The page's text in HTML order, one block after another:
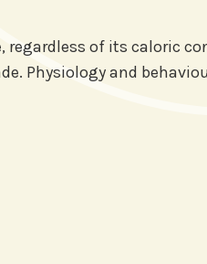
of its caloric
Physiology and